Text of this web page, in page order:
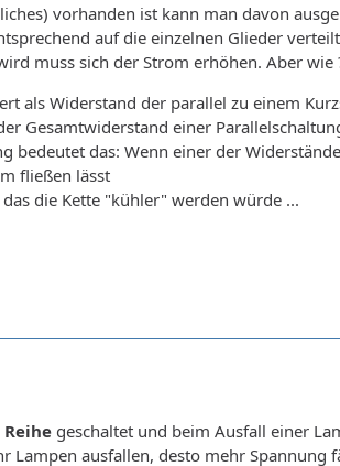
vorhanden ist kann man davon
auf die einzelnen Glieder
muss sich der Strom erhöhen. Aber wie
als Widerstand der parallel zu einem
Gesamtwiderstand einer
bedeutet das: Wenn einer der
fließen lässt
die Kette "kühler" werden würde ...
Reihe geschaltet und beim Ausfall einer
Lampen ausfallen, desto mehr